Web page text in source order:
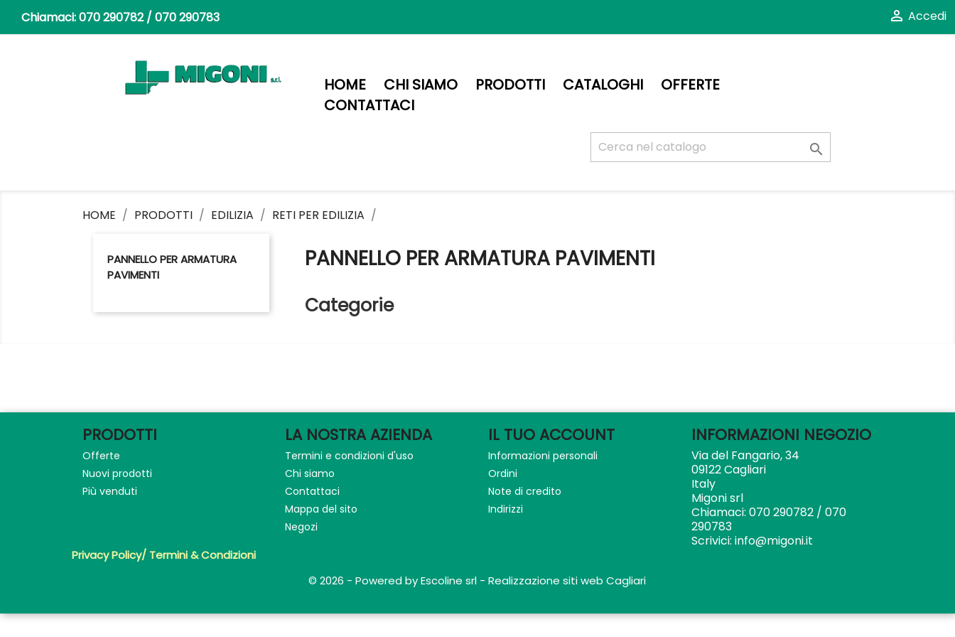
Chiamaci:070 290782 / 070 290783  Accedi
HOME CHI SIAMO PRODOTTI CATALOGHI
OFFERTE
CONTATTACI

HOME PRODOTTI EDILIZIA RETI PER EDILIZIA
PANNELLO PER ARMATURA
PAVIMENTI
PANNELLO PER ARMATURA PAVIMENTI
Categorie
PRODOTTI
Offerte
Nuovi prodotti
Più venduti
LA NOSTRA AZIENDA
Termini e condizioni d'uso
Chi siamo
Contattaci
Mappa del sito
Negozi
IL TUO ACCOUNT
Informazioni personali
Ordini
Note di credito
Indirizzi
INFORMAZIONI NEGOZIO
Via del Fangario, 34
09122 Cagliari
Italy
Migoni srl
Chiamaci: 070 290782 / 070
290783
Scrivici: info@migoni.it
Privacy Policy/ Termini & Condizioni
© 2026 - Powered by Escoline srl - Realizzazione siti web Cagliari